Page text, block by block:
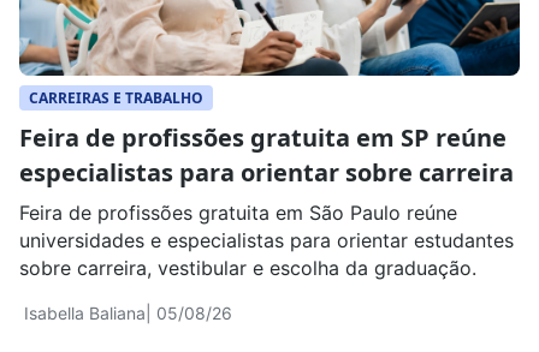
CARREIRAS E TRABALHO
Feira de profissões gratuita em SP reúne
especialistas para orientar sobre carreira
Isabella Baliana | 05/08/26
Feira de profissões gratuita em São Paulo reúne
universidades e especialistas para orientar estudantes
sobre carreira, vestibular e escolha da graduação.